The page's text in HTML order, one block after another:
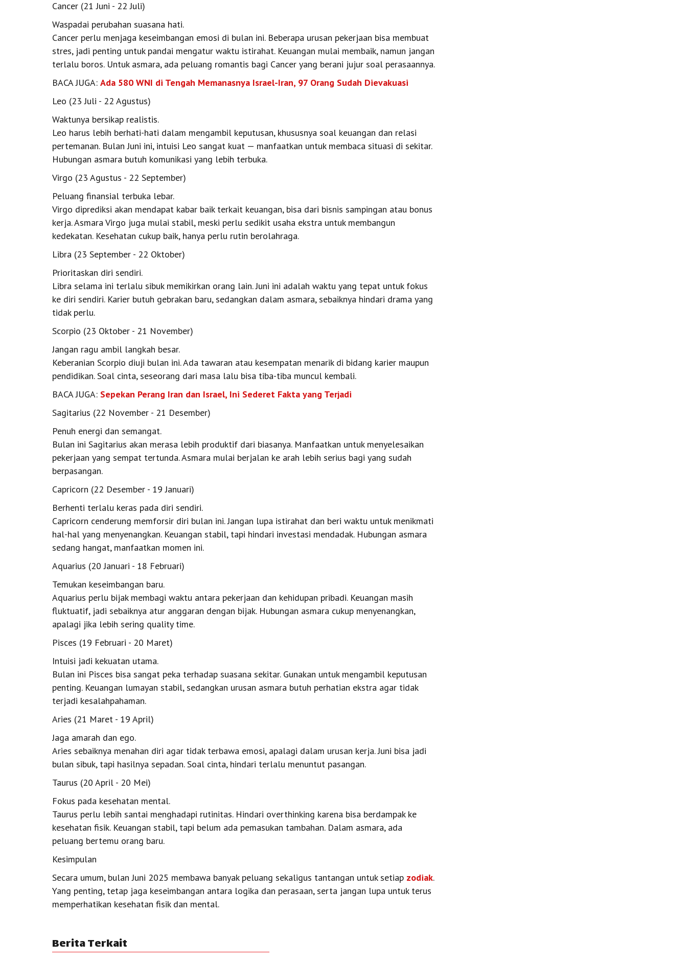
Cancer (21 Juni - 22 Juli)
Waspadai perubahan suasana hati.
Cancer perlu menjaga keseimbangan emosi di bulan ini. Beberapa urusan pekerjaan bisa membuat
stres, jadi penting untuk pandai mengatur waktu istirahat. Keuangan mulai membaik, namun jangan
terlalu boros. Untuk asmara, ada peluang romantis bagi Cancer yang berani jujur soal perasaannya.
BACA JUGA: Ada 580 WNI di Tengah Memanasnya Israel-Iran, 97 Orang Sudah Dievakuasi
Leo (23 Juli - 22 Agustus)
Waktunya bersikap realistis.
Leo harus lebih berhati-hati dalam mengambil keputusan, khususnya soal keuangan dan relasi
pertemanan. Bulan Juni ini, intuisi Leo sangat kuat — manfaatkan untuk membaca situasi di sekitar.
Hubungan asmara butuh komunikasi yang lebih terbuka.
Virgo (23 Agustus - 22 September)
Peluang finansial terbuka lebar.
Virgo diprediksi akan mendapat kabar baik terkait keuangan, bisa dari bisnis sampingan atau bonus
kerja. Asmara Virgo juga mulai stabil, meski perlu sedikit usaha ekstra untuk membangun
kedekatan. Kesehatan cukup baik, hanya perlu rutin berolahraga.
Libra (23 September - 22 Oktober)
Prioritaskan diri sendiri.
Libra selama ini terlalu sibuk memikirkan orang lain. Juni ini adalah waktu yang tepat untuk fokus
ke diri sendiri. Karier butuh gebrakan baru, sedangkan dalam asmara, sebaiknya hindari drama yang
tidak perlu.
Scorpio (23 Oktober - 21 November)
Jangan ragu ambil langkah besar.
Keberanian Scorpio diuji bulan ini. Ada tawaran atau kesempatan menarik di bidang karier maupun
pendidikan. Soal cinta, seseorang dari masa lalu bisa tiba-tiba muncul kembali.
BACA JUGA: Sepekan Perang Iran dan Israel, Ini Sederet Fakta yang Terjadi
Sagitarius (22 November - 21 Desember)
Penuh energi dan semangat.
Bulan ini Sagitarius akan merasa lebih produktif dari biasanya. Manfaatkan untuk menyelesaikan
pekerjaan yang sempat tertunda. Asmara mulai berjalan ke arah lebih serius bagi yang sudah
berpasangan.
Capricorn (22 Desember - 19 Januari)
Berhenti terlalu keras pada diri sendiri.
Capricorn cenderung memforsir diri bulan ini. Jangan lupa istirahat dan beri waktu untuk menikmati
hal-hal yang menyenangkan. Keuangan stabil, tapi hindari investasi mendadak. Hubungan asmara
sedang hangat, manfaatkan momen ini.
Aquarius (20 Januari - 18 Februari)
Temukan keseimbangan baru.
Aquarius perlu bijak membagi waktu antara pekerjaan dan kehidupan pribadi. Keuangan masih
fluktuatif, jadi sebaiknya atur anggaran dengan bijak. Hubungan asmara cukup menyenangkan,
apalagi jika lebih sering quality time.
Pisces (19 Februari - 20 Maret)
Intuisi jadi kekuatan utama.
Bulan ini Pisces bisa sangat peka terhadap suasana sekitar. Gunakan untuk mengambil keputusan
penting. Keuangan lumayan stabil, sedangkan urusan asmara butuh perhatian ekstra agar tidak
terjadi kesalahpahaman.
Aries (21 Maret - 19 April)
Jaga amarah dan ego.
Aries sebaiknya menahan diri agar tidak terbawa emosi, apalagi dalam urusan kerja. Juni bisa jadi
bulan sibuk, tapi hasilnya sepadan. Soal cinta, hindari terlalu menuntut pasangan.
Taurus (20 April - 20 Mei)
Fokus pada kesehatan mental.
Taurus perlu lebih santai menghadapi rutinitas. Hindari overthinking karena bisa berdampak ke
kesehatan fisik. Keuangan stabil, tapi belum ada pemasukan tambahan. Dalam asmara, ada
peluang bertemu orang baru.
Kesimpulan
Secara umum, bulan Juni 2025 membawa banyak peluang sekaligus tantangan untuk setiap zodiak.
Yang penting, tetap jaga keseimbangan antara logika dan perasaan, serta jangan lupa untuk terus
memperhatikan kesehatan fisik dan mental.
Berita Terkait